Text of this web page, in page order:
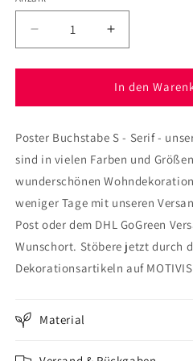
Verringere
die
Menge
Poster
S
-
Erhöhe
die
Menge
für
Poster
S
-
In den
Poster Buchstabe S - Serif -
sind in vielen Farben und
wunderschönen
weniger Tage mit unseren
Post oder dem DHL GoGreen
Wunschort. Stöbere jetzt durch
Dekorationsartikeln auf
Material